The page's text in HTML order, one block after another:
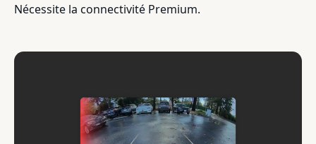
Nécessite la connectivité Premium.